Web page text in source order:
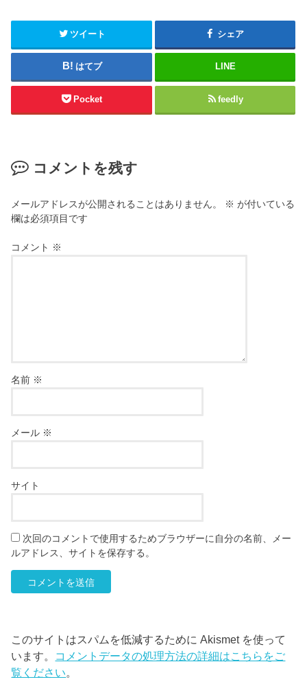
ツイート シェア
はてブ LINE
Pocket feedly
コメントを残す
メールアドレスが公開されることはありません。 ※ が付いている
欄は必須項目です
コメント ※
名前 ※
メール ※
サイト
次回のコメントで使用するためブラウザーに自分の名前、メー
ルアドレス、サイトを保存する。
このサイトはスパムを低減するために Akismet を使って
います。 コメントデータの処理方法の詳細はこちらをご
覧ください。